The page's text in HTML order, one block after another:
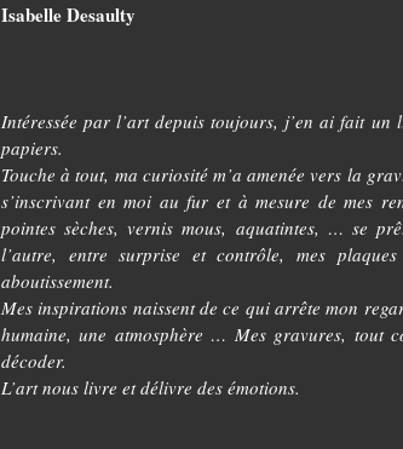
Isabelle Desaulty
Intéressée par l’art depuis toujours, j’en ai fait un
papiers.
Touche à tout, ma curiosité m’a amenée vers la
s’inscrivant en moi au fur et à mesure de mes
pointes sèches, vernis mous, aquatintes, … se
l’autre, entre surprise et contrôle, mes
aboutissement.
Mes inspirations naissent de ce qui arrête mon
humaine, une atmosphère … Mes gravures, tout
décoder.
L’art nous livre et délivre des émotions.